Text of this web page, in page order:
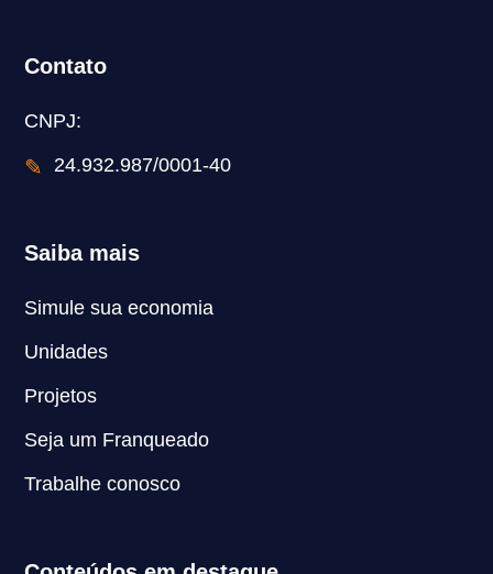
Contato
CNPJ:
✎
24.932.987/0001-40
Saiba mais
Simule sua economia
Unidades
Projetos
Seja um Franqueado
Trabalhe conosco